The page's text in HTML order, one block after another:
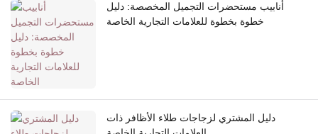
أنابيب مستحضرات التجميل المخصصة: دليل
خطوة بخطوة للعلامات التجارية الخاصة
دليل المشتري لزجاجات طلاء الأظافر ذات